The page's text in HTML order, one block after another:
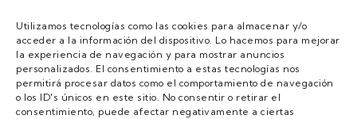
Utilizamos tecnologías como las cookies para almacenar y/o
acceder a la información del dispositivo. Lo hacemos para mejorar
la experiencia de navegación y para mostrar anuncios
personalizados. El consentimiento a estas tecnologías nos
permitirá procesar datos como el comportamiento de navegación
o los ID's únicos en este sitio. No consentir o retirar el
consentimiento, puede afectar negativamente a ciertas
MENU
Quienes Somos
Guias